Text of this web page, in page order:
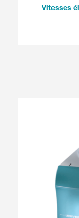
Vites­ses